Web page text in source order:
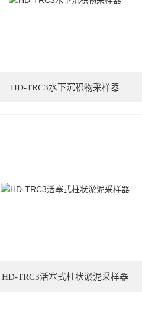
HD-TRC3水下沉积物采样器
HD-TRC3活塞式柱状淤泥采样器